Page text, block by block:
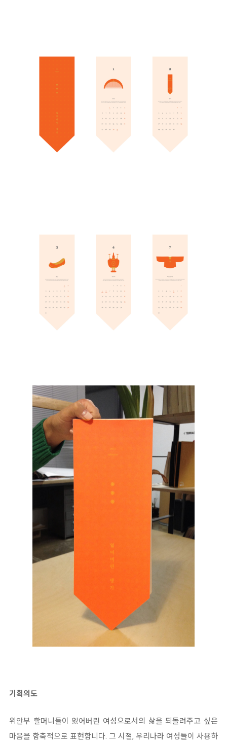
기획의도
위안부 할머니들이 잃어버린 여성으로서의 삶을 되돌려주고 싶은
마음을 함축적으로 표현합니다. 그 시절, 우리나라 여성들이 사용하